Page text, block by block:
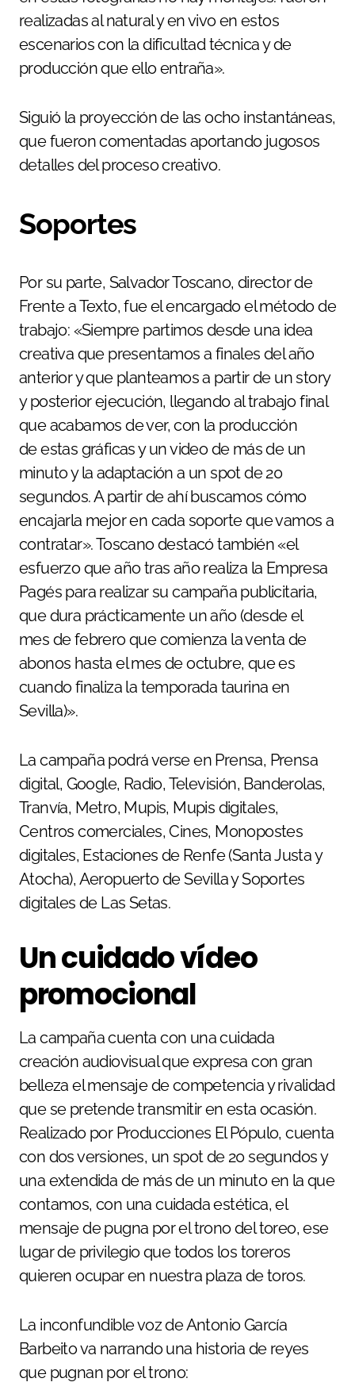
realizadas al natural y en vivo en estos
escenarios con la dificultad técnica y de
producción que ello entraña».
Siguió la proyección de las ocho instantáneas,
que fueron comentadas aportando jugosos
detalles del proceso creativo.
Soportes
Por su parte, Salvador Toscano, director de
Frente a Texto, fue el encargado el método de
trabajo: «Siempre partimos desde una idea
creativa que presentamos a finales del año
anterior y que planteamos a partir de un story
y posterior ejecución, llegando al trabajo final
que acabamos de ver, con la producción
de estas gráficas y un video de más de un
minuto y la adaptación a un spot de 20
segundos. A partir de ahí buscamos cómo
encajarla mejor en cada soporte que vamos a
contratar». Toscano destacó también «el
esfuerzo que año tras año realiza la Empresa
Pagés para realizar su campaña publicitaria,
que dura prácticamente un año (desde el
mes de febrero que comienza la venta de
abonos hasta el mes de octubre, que es
cuando finaliza la temporada taurina en
Sevilla)».
La campaña podrá verse en Prensa, Prensa
digital, Google, Radio, Televisión, Banderolas,
Tranvía, Metro, Mupis, Mupis digitales,
Centros comerciales, Cines, Monopostes
digitales, Estaciones de Renfe (Santa Justa y
Atocha), Aeropuerto de Sevilla y Soportes
digitales de Las Setas.
Un cuidado vídeo
promocional
La campaña cuenta con una cuidada
creación audiovisual que expresa con gran
belleza el mensaje de competencia y rivalidad
que se pretende transmitir en esta ocasión.
Realizado por Producciones El Pópulo, cuenta
con dos versiones, un spot de 20 segundos y
una extendida de más de un minuto en la que
contamos, con una cuidada estética, el
mensaje de pugna por el trono del toreo, ese
lugar de privilegio que todos los toreros
quieren ocupar en nuestra plaza de toros.
La inconfundible voz de Antonio García
Barbeito va narrando una historia de reyes
que pugnan por el trono: